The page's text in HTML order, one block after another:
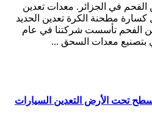
في الجزائر. معدات تعدين
مطحنة الكرة تعدين الحديد
الفحم تأسست شركتنا في عام
تحت الأرض التعدين السيارات